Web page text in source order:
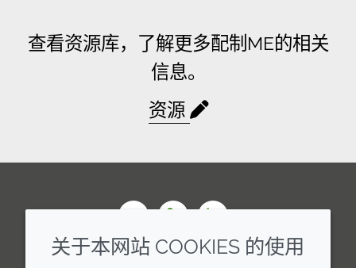
查看资源库，了解更多配制ME的相关
信息。
资源
企业 法律信息
关于本网站 COOKIES 的使用